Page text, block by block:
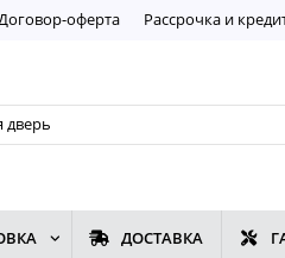
Договор-оферта Рассрочка и
ДОСТАВКА